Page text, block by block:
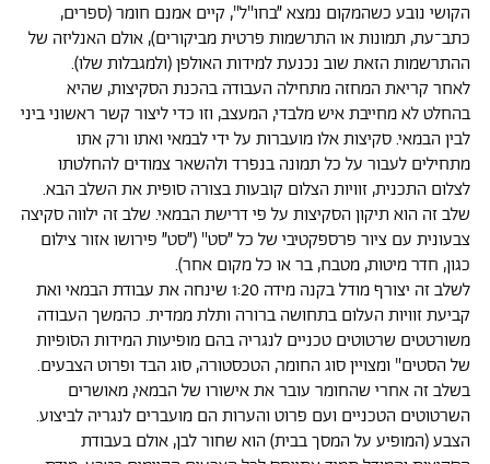
הקושי נובע כשהמקום נמצא ״בחו"ל", קיים אמנם חומר (ספרים,
כתב־עת, תמונות או התרשמות פרטית מביקורים), אולם האנליזה של
ההתרשמות הזאת שוב נכנעת למידות האולפן (ולמגבלות שלו).
לאחר קריאת המחזה מתחילה העבודה בהכנת הסקיצות, שהיא
בהחלט לא מחייבת איש מלבדי, המעצב, וזו כדי ליצור קשר ראשוני ביני
לבין הבמאי. סקיצות אלו מועברות על ידי לבמאי ואתו ורק אתו
מתחילים לעבור על כל תמונה בנפרד ולהשאר צמודים להחלטתו
לצלום התכנית, זוויות הצלום קובעות בצורה סופית את השלב הבא.
שלב זה הוא תיקון הסקיצות על פי דרישת הבמאי. שלב זה ילווה סקיצה
צבעונית עם ציור פרספקטיבי של כל ״סט" (״סט״ פירושו אזור צילום
כגון, חדר מיטות, מטבח, בר או כל מקום אחר).
לשלב זה יצורף מודל בקנה מידה 1:20 שינחה את עבודת הבמאי ואת
קביעת זוויות העלום בתחושה ברורה ותלת ממדית. כהמשך העבודה
משורטטים שרטוטים טכניים לנגריה בהם מופיעות המידות הסופיות
של הסטים" ומצויין סוג החומר, הטכסטורה, סוג הבד ופרוט הצבעים.
בשלב זה אחרי שהחומר עובר את אישורו של הבמאי, מאושרים
השרטוטים הטכניים ועם פרוט והערות הם מועברים לנגריה לביצוע.
הצבע (המופיע על המסך בבית) הוא שחור לבן, אולם בעבודת